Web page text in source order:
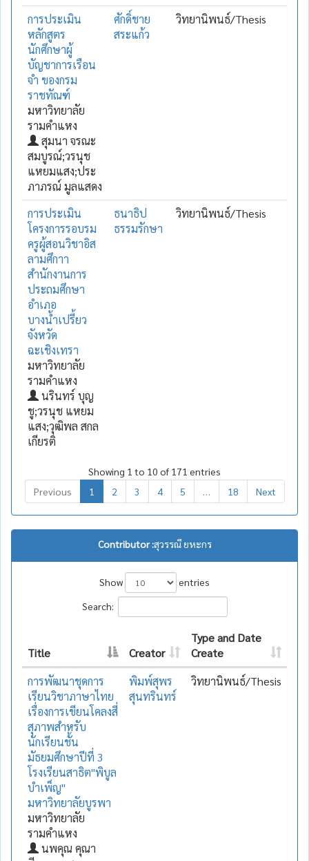
การประเมิน
หลักสูตร
นักศึกษาผู้
บัญชาการเรือน
จำ ของกรม
ราชทัณฑ์
มหาวิทยาลัย
รามคำแหง
สุมนา จรณะ
สมบูรณ์;วรนุช
แหยมแสง;ประ
ภาภรณ์ มูลแสดง
ศักดิ์ชาย
สระแก้ว
วิทยานิพนธ์/Thesis
การประเมิน
โครงการรอบรม
ครูผู้สอนวิชาอิส
ลามศึกาา
สำนักงานการ
ประถมศึกษา
อำเภอ
บางน้ำเปรี้ยว
จังหวัด
ฉะเชิงเทรา
มหาวิทยาลัย
รามคำแหง
นรินทร์ บุญ
ชู;วรนุช แหยม
แสง;วุฒิพล สกล
เกียรติ
ธนาธิป
ธรรมรักษา
วิทยานิพนธ์/Thesis
Showing 1 to 10 of 171 entries
Previous
1 2 3 4 5 18 Next
Contributor :สุวรรณี ยหะกร
Show
entries
Search:
Title Creator
Type and Date
Create
การพัฒนาชุดการ
เรียนวิชาภาษาไทย
เรื่องการเขียนโคลงสี่
สุภาพสำหรับ
นักเรียนชั้น
มัธยมศึกษาปีที่ 3
โรงเรียนสาธิต"พิบูล
บำเพ็ญ"
มหาวิทยาลัยบูรพา
มหาวิทยาลัย
รามคำแหง
นพคุณ คุณา
พิมพ์สุพร
สุนทรินทร์
วิทยานิพนธ์/Thesis